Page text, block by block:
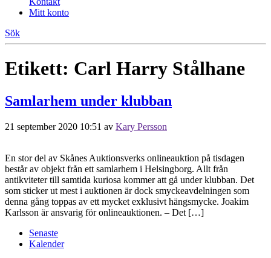
Mitt konto
Sök
Etikett: Carl Harry Stålhane
Samlarhem under klubban
21 september 2020 10:51 av Kary Persson
En stor del av Skånes Auktionsverks onlineauktion på tisdagen
består av objekt från ett samlarhem i Helsingborg. Allt från
antikviteter till samtida kuriosa kommer att gå under klubban. Det
som sticker ut mest i auktionen är dock smyckeavdelningen som
denna gång toppas av ett mycket exklusivt hängsmycke. Joakim
Karlsson är ansvarig för onlineauktionen. – Det […]
Senaste
Kalender